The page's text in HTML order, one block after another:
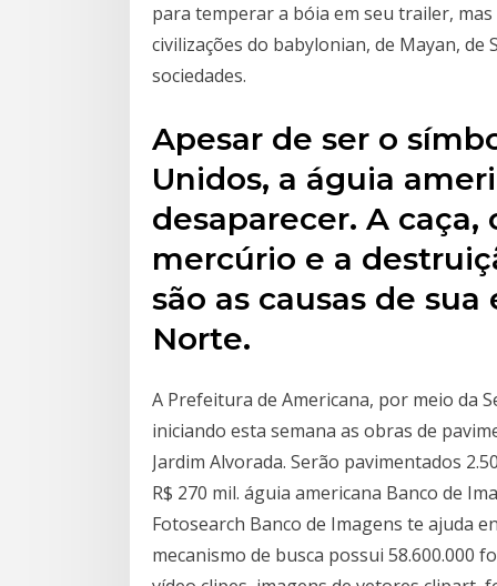
para temperar a bóia em seu trailer,
civilizações do babylonian, de Mayan, de
sociedades.
Apesar de ser o
Unidos, a águia
desaparecer. A
mercúrio e a
são as causas de
Norte.
A Prefeitura de Americana, por meio da
iniciando esta semana as obras de
Jardim Alvorada. Serão pavimentados
R$ 270 mil. águia americana Banco de
Fotosearch Banco de Imagens te ajuda
mecanismo de busca possui 58.600.000